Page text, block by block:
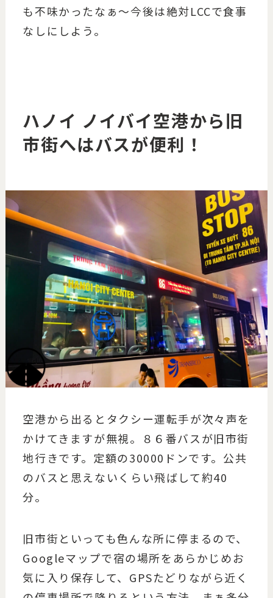
も不味かったなぁ～今後は絶対LCCで食事
なしにしよう。
ハノイ ノイバイ空港から旧
市街へはバスが便利！
空港から出るとタクシー運転手が次々声を
かけてきますが無視。８６番バスが旧市街
地行きです。定額の30000ドンです。公共
のバスと思えないくらい飛ばして約40
分。
旧市街といっても色んな所に停まるので、
Googleマップで宿の場所をあらかじめお
気に入り保存して、GPSたどりながら近く